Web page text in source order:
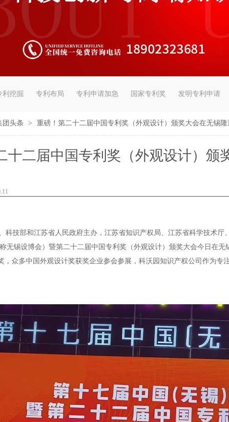
利挖掘 专利布局 专利申请加急 国家专利奖 发明专利申请
团头条 > 重磅！第二十二届中国专利奖（外观设计）颁奖大会在无锡隆
十二届中国专利奖（外观设计）颁
部和江苏省人民政府主办，江苏省知识产权局、江苏省科学技术厅、
无锡设博会）暨第二十二届中国专利奖（外观设计）颁奖大会今日在
，众多中国外观设计奖获奖企业参会参展，科沃园知识产权公司作为专